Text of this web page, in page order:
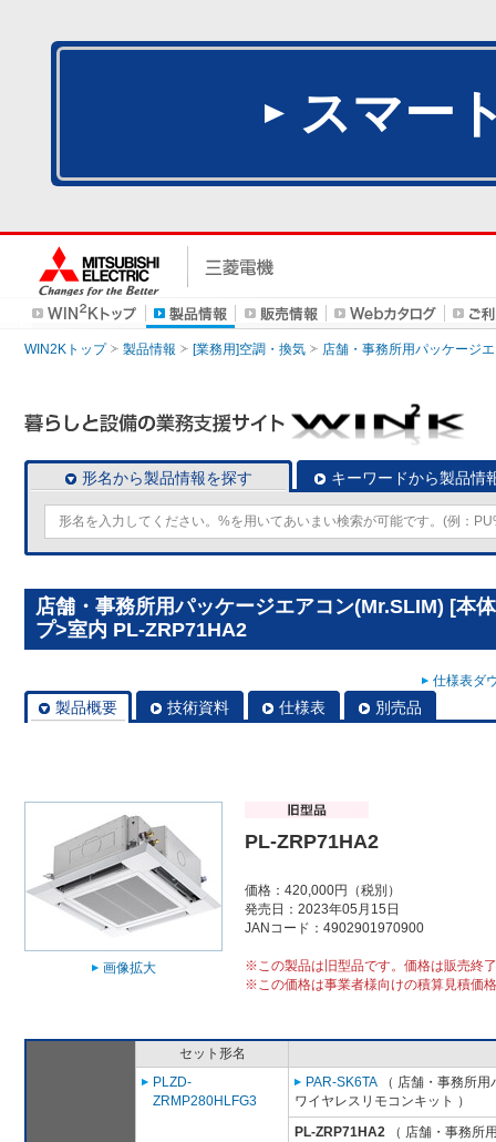
スマー
WIN2Kトップ 製品情報 [業務用]空調・換気 店舗・事務所用パッケージ
形名から製品情報を探す キーワードから製品情
店舗・事務所用パッケージエアコン(Mr.SLIM) [本
プ>室内 PL-ZRP71HA2
仕様表ダ
製品概要 技術資料 仕様表 別売品
画像拡大
PL-ZRP71HA2
価格：420,000円（税別）
発売日：2023年05月15日
JANコード：4902901970900
※この製品は旧型品です。価格は販売終
※この価格は事業者様向けの積算見積価
セット形名
PLZD-
ZRMP280HLFG3
PAR-SK6TA （ 店舗・事務所
ワイヤレスリモコンキット ）
PL-ZRP71HA2 （ 店舗・事務所